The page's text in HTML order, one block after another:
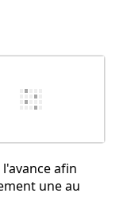
afin
une au